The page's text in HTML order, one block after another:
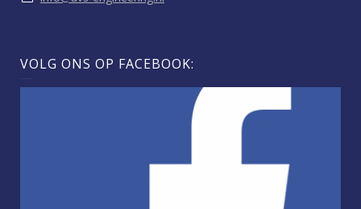
VOLG ONS OP FACEBOOK: